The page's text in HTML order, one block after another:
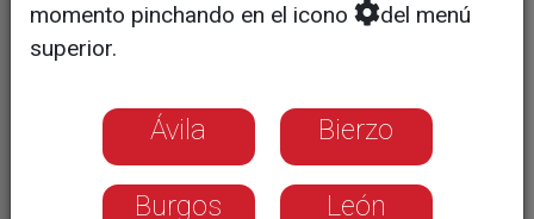
El cuadro masculino tuvo que esperar a
la segunda prórroga ante Castellón para
momento pinchando en el icono
del menú
superior.
Ávila Bierzo
Burgos León